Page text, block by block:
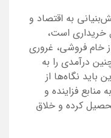
به اقتصاد و
خریداری است،
خام فروشی، غروری
درآمدی را به
باید نگاه‌ها از
منابع فزاینده و
کرده و خلاق